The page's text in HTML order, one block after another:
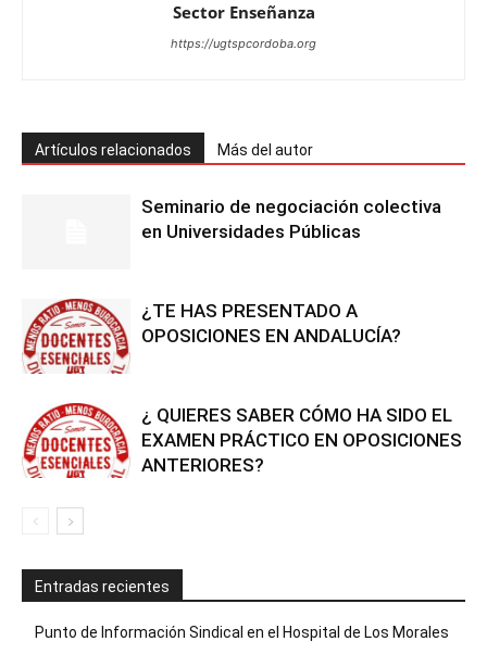
Sector Enseñanza
https://ugtspcordoba.org
Artículos relacionados Más del autor
Seminario de negociación colectiva
en Universidades Públicas
¿TE HAS PRESENTADO A
OPOSICIONES EN ANDALUCÍA?
¿ QUIERES SABER CÓMO HA SIDO EL
EXAMEN PRÁCTICO EN OPOSICIONES
ANTERIORES?
Entradas recientes
Punto de Información Sindical en el Hospital de Los Morales